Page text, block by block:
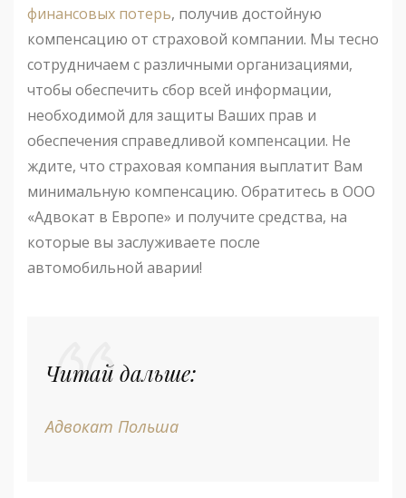
финансовых потерь, получив достойную
компенсацию от страховой компании. Мы тесно
сотрудничаем с различными организациями,
чтобы обеспечить сбор всей информации,
необходимой для защиты Ваших прав и
обеспечения справедливой компенсации. Не
ждите, что страховая компания выплатит Вам
минимальную компенсацию. Обратитесь в ООО
«Адвокат в Европе» и получите средства, на
которые вы заслуживаете после
автомобильной аварии!
Читай дальше:
Адвокат Польша